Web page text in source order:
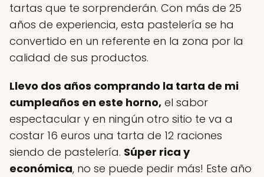
tartas que te sorprenderán. Con más de 25
años de experiencia, esta pastelería se ha
convertido en un referente en la zona por la
calidad de sus productos.
Llevo dos años comprando la tarta de mi
cumpleaños en este horno, el sabor
espectacular y en ningún otro sitio te va a
costar 16 euros una tarta de 12 raciones
siendo de pastelería. Súper rica y
económica, no se puede pedir más! Este año